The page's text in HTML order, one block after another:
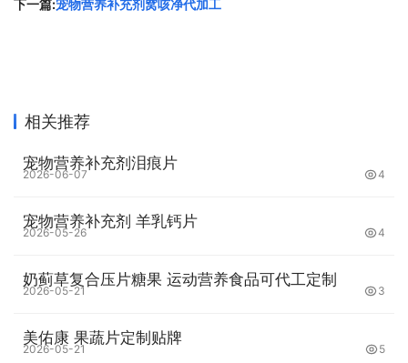
下一篇:宠物营养补充剂窝咳净代加工
相关推荐
宠物营养补充剂泪痕片
2026-06-07 4
宠物营养补充剂 羊乳钙片
2026-05-26 4
奶蓟草复合压片糖果 运动营养食品可代工定制
2026-05-21 3
美佑康 果蔬片定制贴牌
2026-05-21 5